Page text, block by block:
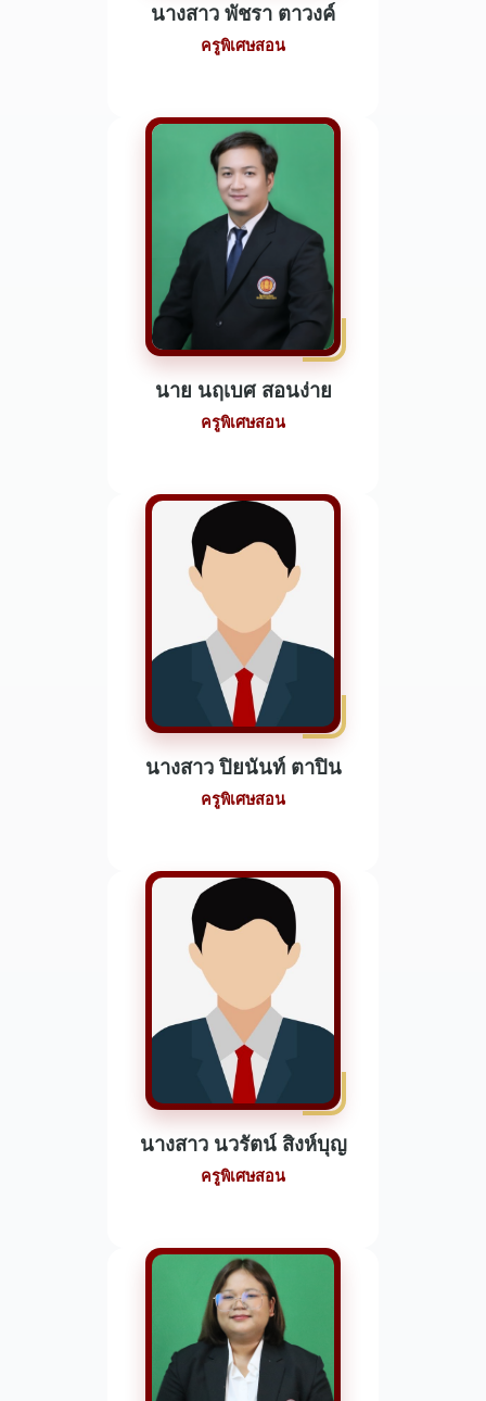
นางสาว พัชรา ตาวงค์
ครูพิเศษสอน
นาย นฤเบศ สอนง่าย
ครูพิเศษสอน
นางสาว ปิยนันท์ ตาปิน
ครูพิเศษสอน
นางสาว นวรัตน์ สิงห์บุญ
ครูพิเศษสอน